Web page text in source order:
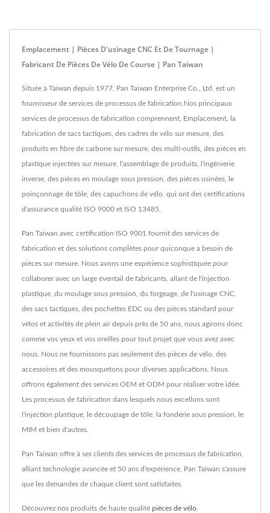
Emplacement | Pièces D'usinage CNC Et De Tournage |
Fabricant De Pièces De Vélo De Course | Pan Taiwan
Située à Taïwan depuis 1977, Pan Taiwan Enterprise Co., Ltd. est un
fournisseur de services de processus de fabrication.Nos principaux
services de processus de fabrication comprennent, Emplacement, la
fabrication de sacs tactiques, des cadres de vélo sur mesure, des
produits en fibre de carbone sur mesure, des multi-outils, des pièces en
plastique injectées sur mesure, l'assemblage de produits, l'ingénierie
inverse, des pièces en moulage sous pression, des pièces usinées, le
poinçonnage de tôle, des capuchons de vélo, qui ont des certifications
d'assurance qualité ISO 9000 et ISO 13485.
Pan Taiwan avec certification ISO 9001 fournit des services de
fabrication et des solutions complètes pour quiconque a besoin de
pièces sur mesure. Nous avons une expérience sophistiquée pour
collaborer avec un large éventail de fabricants, allant de l'injection
plastique, du moulage sous pression, du forgeage, de l'usinage CNC,
des sacs tactiques, des pochettes EDC ou des pièces standard pour
vélos et activités de plein air depuis près de 50 ans, nous agirons donc
comme vos yeux et vos oreilles pour tout projet que vous avez avec
nous. Nous ne fournissons pas seulement des pièces de vélo, des
accessoires et des mousquetons pour diverses applications. Nous
offrons également des services OEM et ODM pour réaliser votre idée.
Les processus de fabrication dans lesquels nous excellons sont
l'injection plastique, le découpage de tôle, la fonderie sous pression, le
MIM et bien d'autres.
Pan Taiwan offre à ses clients des services de processus de fabrication,
alliant technologie avancée et 50 ans d'expérience, Pan Taiwan s'assure
que les demandes de chaque client sont satisfaites.
Découvrez nos produits de haute qualité pièces de vélo,